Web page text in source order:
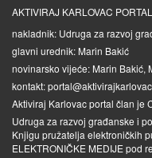
AKTIVIRAJ KARLOVAC PORTAL
nakladnik: Udruga za razvoj
glavni urednik: Marin Bakić
novinarsko vijeće: Marin Bakić,
kontakt:
Aktiviraj Karlovac portal član je
Udruga za razvoj građanske i
Knjigu pružatelja elektroničkih
ELEKTRONIČKE MEDIJEpod